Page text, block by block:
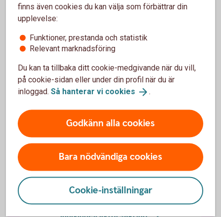
Välj innehåll i pensionsplanen
Pensionssparande
Tjänstegrupplivförsäkring TGL
Vårdförsäkring företag
finns även cookies du kan välja som förbättrar din
upplevelse:
Funktioner, prestanda och statistik
Relevant marknadsföring
Du kan ta tillbaka ditt cookie-medgivande när du vill,
på cookie-sidan eller under din profil när du är
inloggad. Så hanterar vi cookies .
Godkänn alla cookies
Bara nödvändiga cookies
Cookie-inställningar